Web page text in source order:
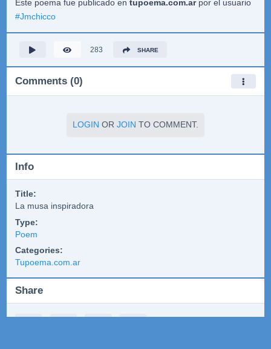
Este poema fue publicado en tupoema.com.arpor el usuario
#Jmchicco
283 SHARE
Comments (0)
LOGIN OR JOIN TO COMMENT.
Info
Title:
La musa inspiradora
Type:
Poem
Categories:
Tupoema.com.ar
Share